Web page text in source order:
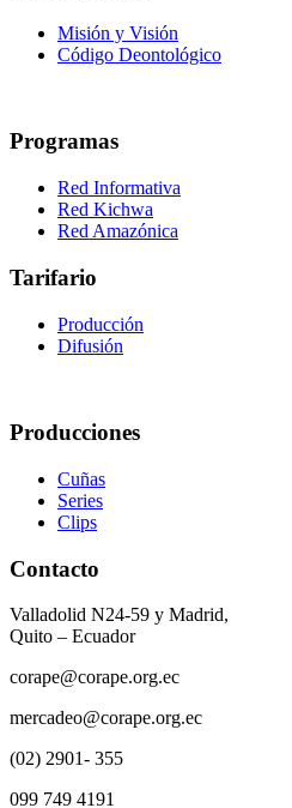
Misión y Visión
Código Deontológico
Programas
Red Informativa
Red Kichwa
Red Amazónica
Tarifario
Producción
Difusión
Producciones
Cuñas
Series
Clips
Contacto
Valladolid N24-59 y Madrid,
Quito – Ecuador
corape@corape.org.ec
mercadeo@corape.org.ec
(02) 2901- 355
099 749 4191